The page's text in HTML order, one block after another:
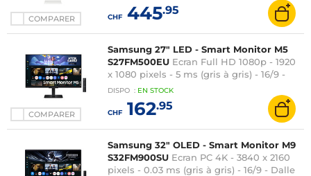
COMPARER
HDMI/USB-C - Hub USB - Webcam -
Télécommande - Blanc
CHF445.95
COMPARER
Samsung 27" LED - Smart Monitor M5
S27FM500EU Ecran Full HD 1080p - 1920
x 1080 pixels - 5 ms (gris à gris) - 16/9 -
Dalle IPS - HDR10 - Wi-Fi/Bluetooth -
Tizen OS - HDMI - Hub USB - Haut-
parleurs 10 W - Télécommande - Noir
DISPO : EN STOCK
CHF162.95
Samsung 32" OLED - Smart Monitor M9
S32FM900SU Ecran PC 4K - 3840 x 2160
pixels - 0.03 ms (gris à gris) - 16/9 - Dalle